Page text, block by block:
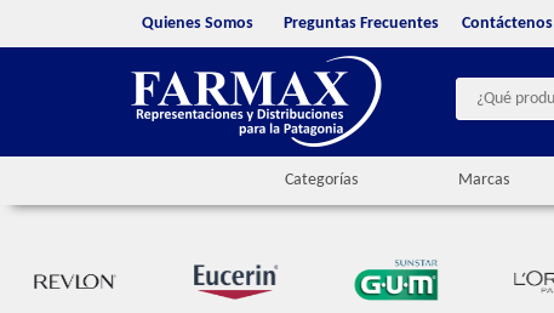
Quienes Somos Preguntas Frecuentes Contáctenos
Categorías Marcas